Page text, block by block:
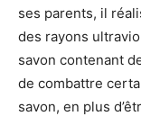
ses parents, il
des rayons
savon contenant
de combattre
savon, en plus